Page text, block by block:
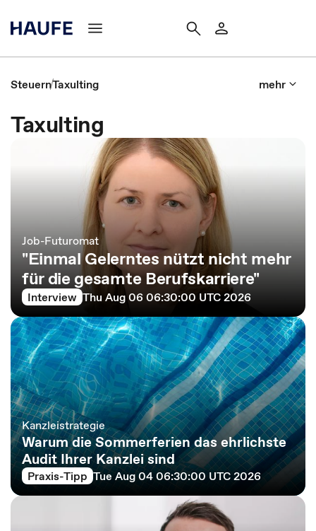
SteuernTaxulting mehr
Taxulting
Job-Futuromat
"Einmal Gelerntes nützt nicht mehr
für die gesamte Berufskarriere"
Interview Thu Aug 06 06:30:00 UTC 2026
Kanzleistrategie
Warum die Sommerferien das ehrlichste
Audit Ihrer Kanzlei sind
Praxis-Tipp Tue Aug 04 06:30:00 UTC 2026